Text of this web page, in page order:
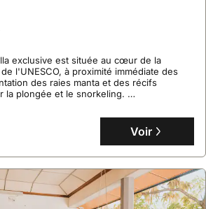
exclusive est située au cœur de la
l'UNESCO, à proximité immédiate des
des raies manta et des récifs
la plongée et le snorkeling.
de 3 chambres, avec une capacité
offre une connexion Internet, la
et des salles de bains privatives pour
facilitant les transferts en bateau rapide
Voir